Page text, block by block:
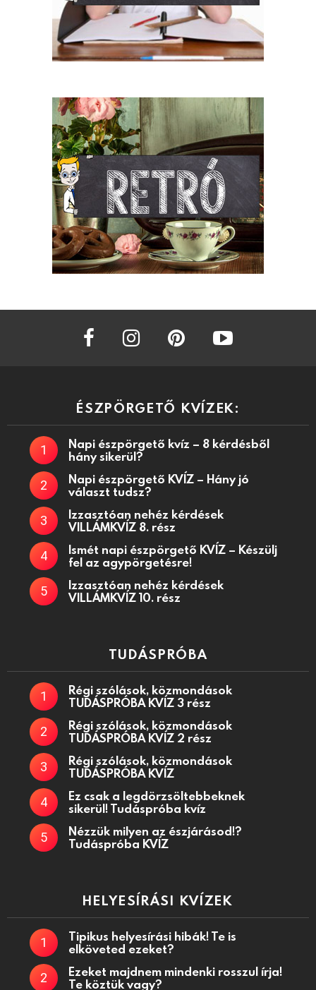
facebook instagram
ÉSZPÖRGETŐ KVÍZEK:
Napi észpörgető kvíz – 8 kérdésből
hány sikerül?
Napi észpörgető KVÍZ – Hány jó
választ tudsz?
Izzasztóan nehéz kérdések
VILLÁMKVÍZ 8. rész
Ismét napi észpörgető KVÍZ – Készülj
fel az agypörgetésre!
Izzasztóan nehéz kérdések
VILLÁMKVÍZ 10. rész
TUDÁSPRÓBA
Régi szólások, közmondások
TUDÁSPRÓBA KVÍZ 3 rész
Régi szólások, közmondások
TUDÁSPRÓBA KVÍZ 2 rész
Régi szólások, közmondások
TUDÁSPRÓBA KVÍZ
Ez csak a legdörzsöltebbeknek
sikerül! Tudáspróba kvíz
Nézzük milyen az észjárásod!?
Tudáspróba KVÍZ
HELYESÍRÁSI KVÍZEK
Tipikus helyesírási hibák! Te is
elköveted ezeket?
Ezeket majdnem mindenki rosszul írja!
Te köztük vagy?